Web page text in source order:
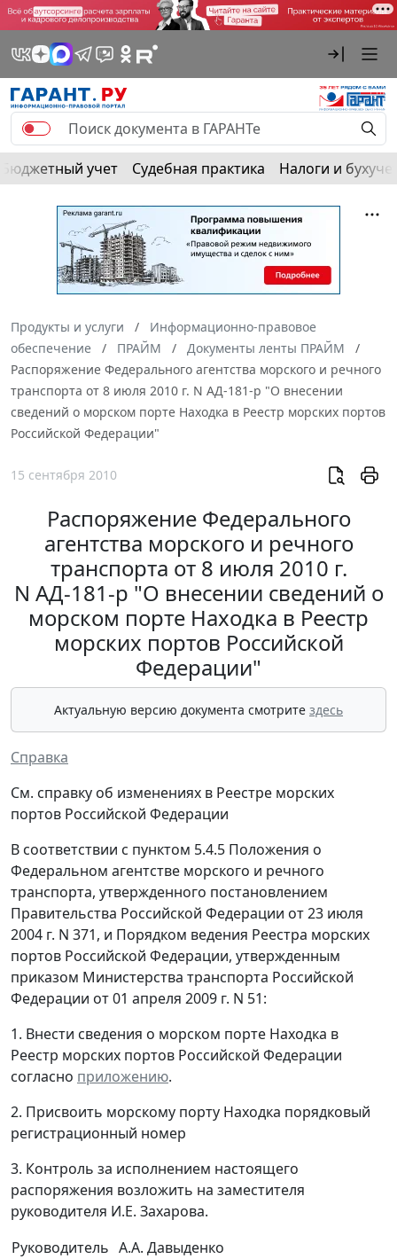
Бюджетный учет Судебная практика Налоги и
Продукты и услуги
Информационно-правовое
обеспечение
ПРАЙМ
Документы ленты ПРАЙМ
Распоряжение Федерального агентства морского и речного
транспорта от 8 июля 2010 г. N АД-181-р "О внесении
сведений о морском порте Находка в Реестр морских портов
Российской Федерации"
15 сентября 2010
Распоряжение Федерального
агентства морского и речного
транспорта от 8 июля 2010 г.
N АД-181-р "О внесении сведений о
морском порте Находка в Реестр
морских портов Российской
Федерации"
Актуальную версию документа смотрите здесь
Справка
См. справку об изменениях в Реестре морских
портов Российской Федерации
В соответствии с пунктом 5.4.5 Положения о
Федеральном агентстве морского и речного
транспорта, утвержденного постановлением
Правительства Российской Федерации от 23 июля
2004 г. N 371, и Порядком ведения Реестра морских
портов Российской Федерации, утвержденным
приказом Министерства транспорта Российской
Федерации от 01 апреля 2009 г. N 51:
1. Внести сведения о морском порте Находка в
Реестр морских портов Российской Федерации
согласно приложению.
2. Присвоить морскому порту Находка порядковый
регистрационный номер
3. Контроль за исполнением настоящего
распоряжения возложить на заместителя
руководителя И.Е. Захарова.
Руководитель А.А. Давыденко